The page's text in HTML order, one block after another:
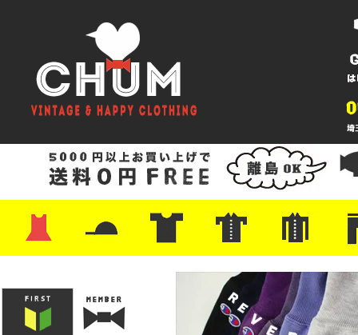
・レザーシューズ/スニーカー
・プリントTシャツ
・バンド/ツアー
・キャラクター
・Nike/adidas/スポーツ
・チャンピオン
・サーフ/スケート
・ボーダー/総柄/無地
・フットボール/リンガー
・タンクトップ/NBA・ポロシャツ
・半袖シャツ
・アロハ/サーフ/ボーリング
・ラルフ/ブランド
・無地/チェック/ストラ
・ワーク/ミリタリー/ウ
・ネル/ウール ・ショ
・アウ
・ジー
・
・ミリ
・コー
・コッ
・オー
・ジャ
ン